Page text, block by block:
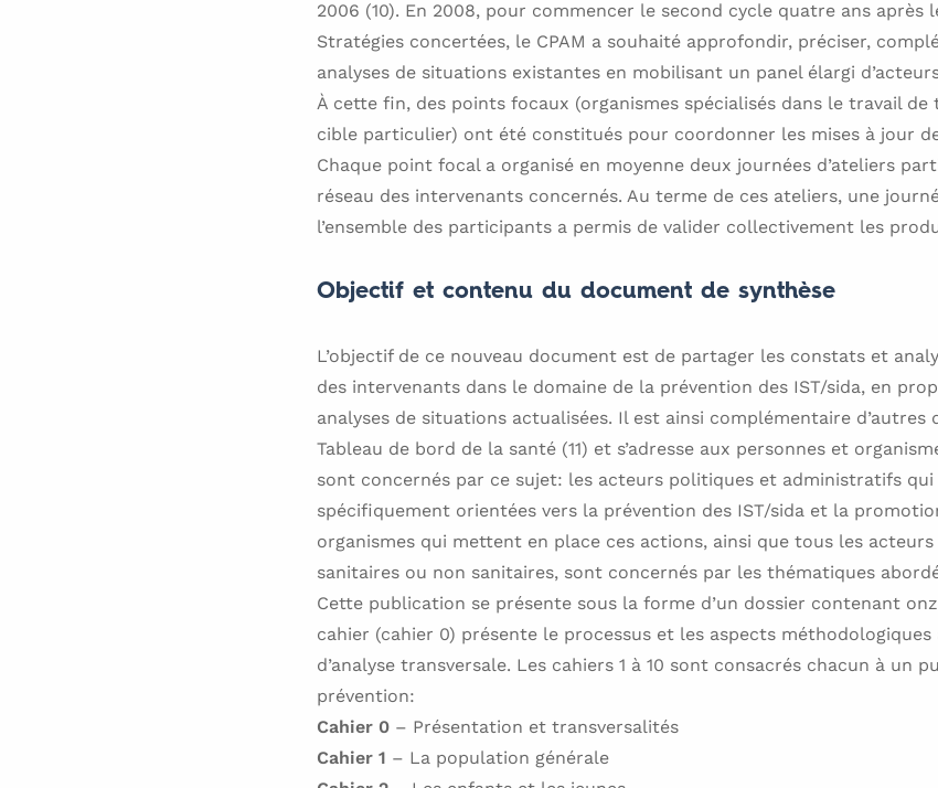
2006 (10). En 2008, pour commencer le second cycle quatre ans après
Stratégies concertées, le CPAM a souhaité approfondir, préciser,
analyses de situations existantes en mobilisant un panel élargi
À cette fin, des points focaux (organismes spécialisés dans le travail
cible particulier) ont été constitués pour coordonner les mises à jour
Chaque point focal a organisé en moyenne deux journées d’ateliers
réseau des intervenants concernés. Au terme de ces ateliers, une
l’ensemble des participants a permis de valider collectivement les
Objectif et contenu du document de synthèse
L’objectif de ce nouveau document est de partager les constats et
des intervenants dans le domaine de la prévention des IST/sida, en
analyses de situations actualisées. Il est ainsi complémentaire d’autres
Tableau de bord de la santé (11) et s’adresse aux personnes et
sont concernés par ce sujet: les acteurs politiques et administratifs
spécifiquement orientées vers la prévention des IST/sida et la
organismes qui mettent en place ces actions, ainsi que tous les
sanitaires ou non sanitaires, sont concernés par les thématiques
Cette publication se présente sous la forme d’un dossier contenant
cahier (cahier 0) présente le processus et les aspects méthodologiques
d’analyse transversale. Les cahiers 1 à 10 sont consacrés chacun à un
prévention:
Cahier 0 – Présentation et transversalités
Cahier 1 – La population générale